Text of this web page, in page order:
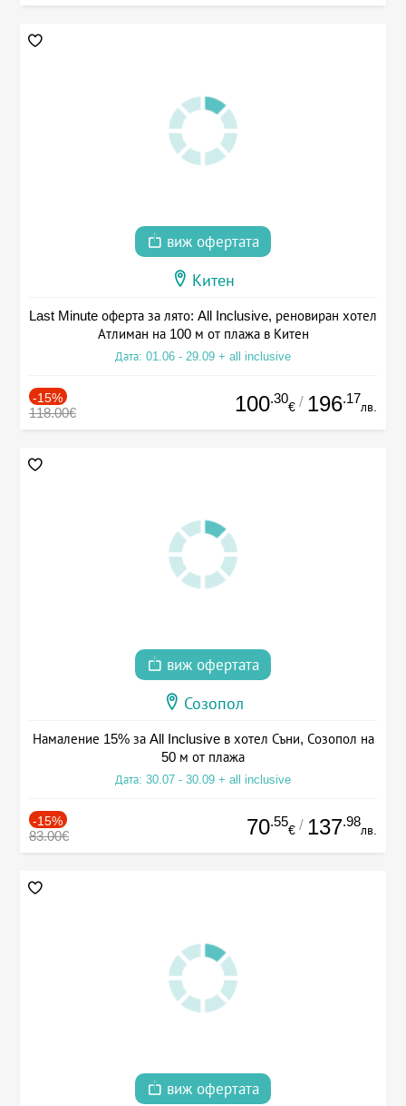
виж офертата
Китен
Last Minute оферта за лято: All Inclusive, реновиран хотел
Атлиман на 100 м от плажа в Китен
Дата: 01.06 - 29.09 + all inclusive
-15%
118.00€ 100.30
€ / 196.17
лв.
виж офертата
Созопол
Намаление 15% за All Inclusive в хотел Съни, Созопол на
50 м от плажа
Дата: 30.07 - 30.09 + all inclusive
-15%
83.00€ 70.55
€ / 137.98
лв.
виж офертата